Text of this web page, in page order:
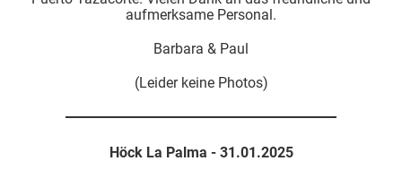
aufmerksame Personal.
Barbara & Paul
(Leider keine Photos)
Höck La Palma - 31.01.2025